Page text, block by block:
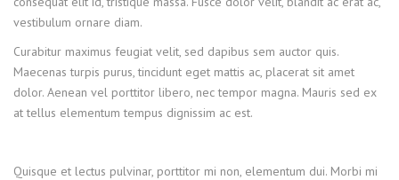
vestibulum ornare diam.
Curabitur maximus feugiat velit, sed dapibus sem auctor quis.
Maecenas turpis purus, tincidunt eget mattis ac, placerat sit amet
dolor. Aenean vel porttitor libero, nec tempor magna. Mauris sed ex
at tellus elementum tempus dignissim ac est.
Quisque et lectus pulvinar, porttitor mi non, elementum dui. Morbi mi